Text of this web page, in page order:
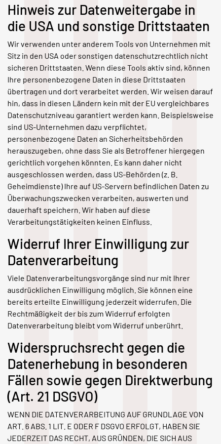
Hinweis zur Datenweitergabe in
die USA und sonstige Drittstaaten
Wir verwenden unter anderem Tools von Unternehmen mit
Sitz in den USA oder sonstigen datenschutzrechtlich nicht
sicheren Drittstaaten. Wenn diese Tools aktiv sind, können
Ihre personenbezogene Daten in diese Drittstaaten
übertragen und dort verarbeitet werden. Wir weisen darauf
hin, dass in diesen Ländern kein mit der EU vergleichbares
Datenschutzniveau garantiert werden kann. Beispielsweise
sind US-Unternehmen dazu verpflichtet,
personenbezogene Daten an Sicherheitsbehörden
herauszugeben, ohne dass Sie als Betroffener hiergegen
gerichtlich vorgehen könnten. Es kann daher nicht
ausgeschlossen werden, dass US-Behörden (z. B.
Geheimdienste) Ihre auf US-Servern befindlichen Daten zu
Überwachungszwecken verarbeiten, auswerten und
dauerhaft speichern. Wir haben auf diese
Verarbeitungstätigkeiten keinen Einfluss.
Widerruf Ihrer Einwilligung zur
Datenverarbeitung
Viele Datenverarbeitungsvorgänge sind nur mit Ihrer
ausdrücklichen Einwilligung möglich. Sie können eine
bereits erteilte Einwilligung jederzeit widerrufen. Die
Rechtmäßigkeit der bis zum Widerruf erfolgten
Datenverarbeitung bleibt vom Widerruf unberührt.
Widerspruchsrecht gegen die
Datenerhebung in besonderen
Fällen sowie gegen Direktwerbung
(Art. 21 DSGVO)
WENN DIE DATENVERARBEITUNG AUF GRUNDLAGE VON
ART. 6 ABS. 1 LIT. E ODER F DSGVO ERFOLGT, HABEN SIE
JEDERZEIT DAS RECHT, AUS GRÜNDEN, DIE SICH AUS